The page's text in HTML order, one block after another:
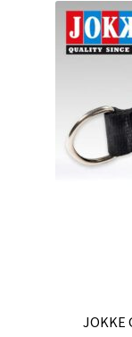
JOKKE